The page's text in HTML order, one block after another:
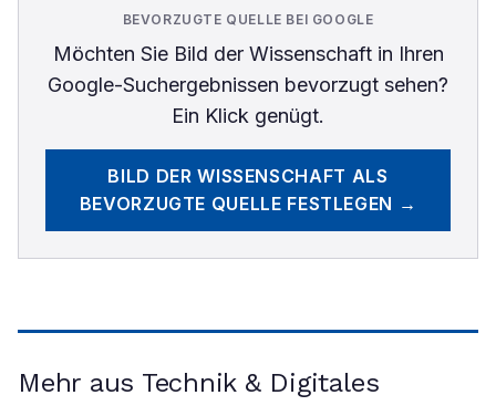
BEVORZUGTE QUELLE BEI GOOGLE
Möchten Sie Bild der Wissenschaftin Ihren
Google-Suchergebnissen bevorzugt sehen?
Ein Klick genügt.
BILD DER WISSENSCHAFT ALS
BEVORZUGTE QUELLE FESTLEGEN →
Mehr aus Technik & Digitales